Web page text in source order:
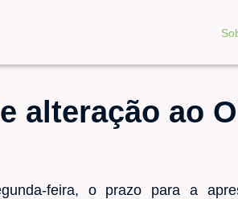
alteração ao
feira, o prazo para a